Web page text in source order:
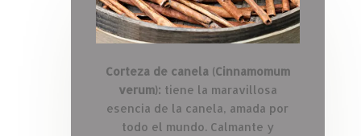
Corteza de canela (Cinnamomum
verum): tiene la maravillosa
esencia de la canela, amada por
todo el mundo. Calmante y